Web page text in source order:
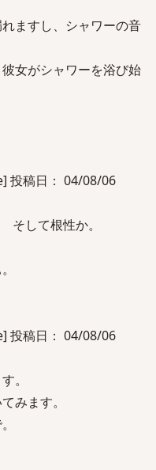
ますし、シャワーの音
女がシャワーを浴び始
投稿日： 04/08/06
して根性か。
投稿日： 04/08/06
。
みます。